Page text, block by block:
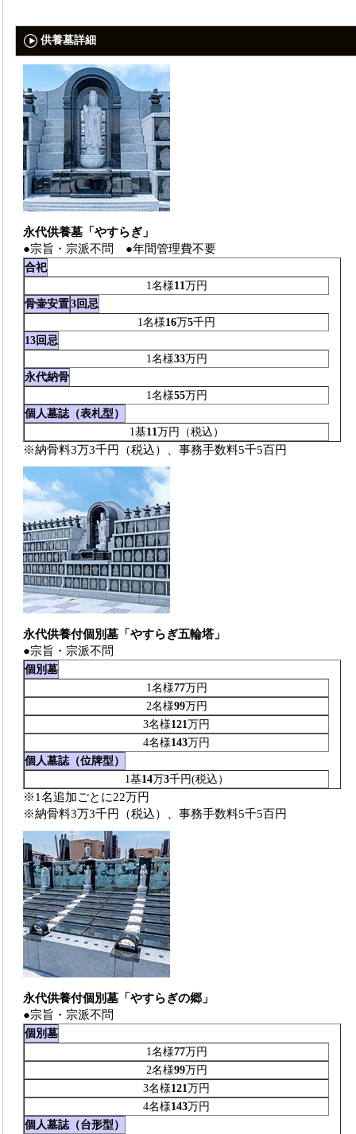
供養墓詳細
永代供養墓「やすらぎ」
●宗旨・宗派不問 ●年間管理費不要
合祀
1名様11万円
骨壷安置3回忌
1名様16万5千円
13回忌
1名様33万円
永代納骨
1名様55万円
個人墓誌（表札型）
1基11万円（税込）
※納骨料3万3千円（税込）、事務手数料5千5百円
永代供養付個別墓「やすらぎ五輪塔」
●宗旨・宗派不問
個別墓
1名様77万円
2名様99万円
3名様121万円
4名様143万円
個人墓誌（位牌型）
1基14万3千円(税込）
※1名追加ごとに22万円
※納骨料3万3千円（税込）、事務手数料5千5百円
永代供養付個別墓「やすらぎの郷」
●宗旨・宗派不問
個別墓
1名様77万円
2名様99万円
3名様121万円
4名様143万円
個人墓誌（台形型）